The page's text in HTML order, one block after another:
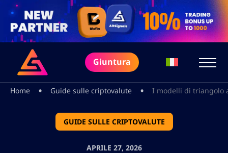
Giuntura
Home • Guide sulle criptovalute • I modelli di triangolo
GUIDE SULLE CRIPTOVALUTE
APRILE 27, 2026